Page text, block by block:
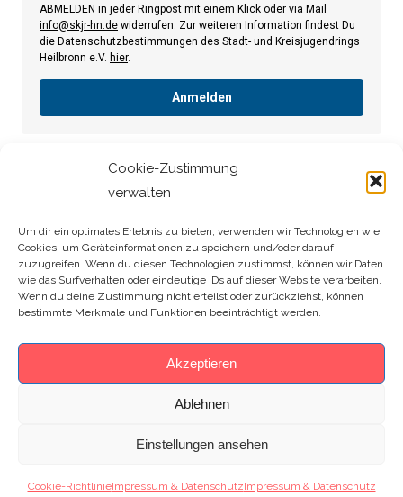
Cookie-Zustimmung
verwalten
Um dir ein optimales Erlebnis zu bieten, verwenden wir Technologien wie
Cookies, um Geräteinformationen zu speichern und/oder darauf
zuzugreifen. Wenn du diesen Technologien zustimmst, können wir Daten
wie das Surfverhalten oder eindeutige IDs auf dieser Website verarbeiten.
Wenn du deine Zustimmung nicht erteilst oder zurückziehst, können
bestimmte Merkmale und Funktionen beeinträchtigt werden.
Akzeptieren
Ablehnen
Einstellungen ansehen
Cookie-RichtlinieImpressum & DatenschutzImpressum & Datenschutz
ABMELDEN in jeder Ringpost mit einem Klick oder via Mail
info@skjr-hn.de widerrufen. Zur weiteren Information findest Du
die Datenschutzbestimmungen des Stadt- und Kreisjugendrings
Heilbronn e.V. hier.
Anmelden
Search: